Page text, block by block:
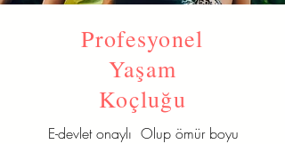
Profesyonel
Yaşam
Koçluğu
E-devlet onaylı Olup ömür boyu